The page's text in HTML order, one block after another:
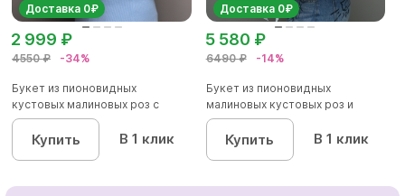
Доставка 0₽
4550 ₽ -34%
2 999 ₽
Букет из пионовидных
кустовых малиновых роз с
диантусом...
Купить В 1 клик
Доставка 0₽
6490 ₽ -14%
5 580 ₽
Букет из пионовидных
малиновых кустовых роз и
альстроме...
Купить В 1 клик